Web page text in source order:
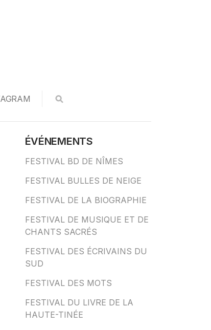
ÉVÉNEMENTS
FESTIVAL BD DE NÎMES
FESTIVAL BULLES DE NEIGE
FESTIVAL DE LA BIOGRAPHIE
FESTIVAL DE MUSIQUE ET DE
CHANTS SACRÉS
FESTIVAL DES ÉCRIVAINS DU
SUD
FESTIVAL DES MOTS
FESTIVAL DU LIVRE DE LA
HAUTE-TINÉE